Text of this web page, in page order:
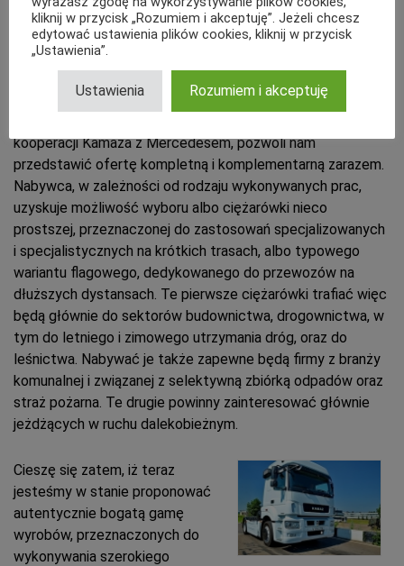
Jakie dostrzega Pan zalety skonfigurowania oferty w
taki właśnie sposób?
Takie połączenie, z jednej strony obejmujące odmiany z
kooperacji Kamaza z Mercedesem, pozwoli nam
przedstawić ofertę kompletną i komplementarną zarazem.
Nabywca, w zależności od rodzaju wykonywanych prac,
uzyskuje możliwość wyboru albo ciężarówki nieco
prostszej, przeznaczonej do zastosowań specjalizowanych
i specjalistycznych na krótkich trasach, albo typowego
wariantu flagowego, dedykowanego do przewozów na
dłuższych dystansach. Te pierwsze ciężarówki trafiać więc
będą głównie do sektorów budownictwa, drogownictwa, w
tym do letniego i zimowego utrzymania dróg, oraz do
leśnictwa. Nabywać je także zapewne będą firmy z branży
komunalnej i związanej z selektywną zbiórką odpadów oraz
straż pożarna. Te drugie powinny zainteresować głównie
jeżdżących w ruchu dalekobieżnym.
Cieszę się zatem, iż teraz
jesteśmy w stanie proponować
autentycznie bogatą gamę
wyrobów, przeznaczonych do
wykonywania szerokiego
kliknij w przycisk „Rozumiem i akceptuję”. Jeżeli chcesz
edytować ustawienia plików cookies, kliknij w przycisk
„Ustawienia”.
Ustawienia Rozumiem i akceptuję